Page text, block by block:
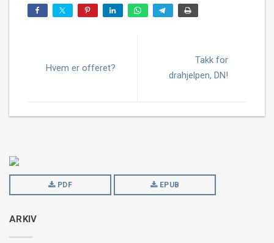
Hvem er offeret?
Takk for
drahjelpen, DN!
PDF EPUB
ARKIV